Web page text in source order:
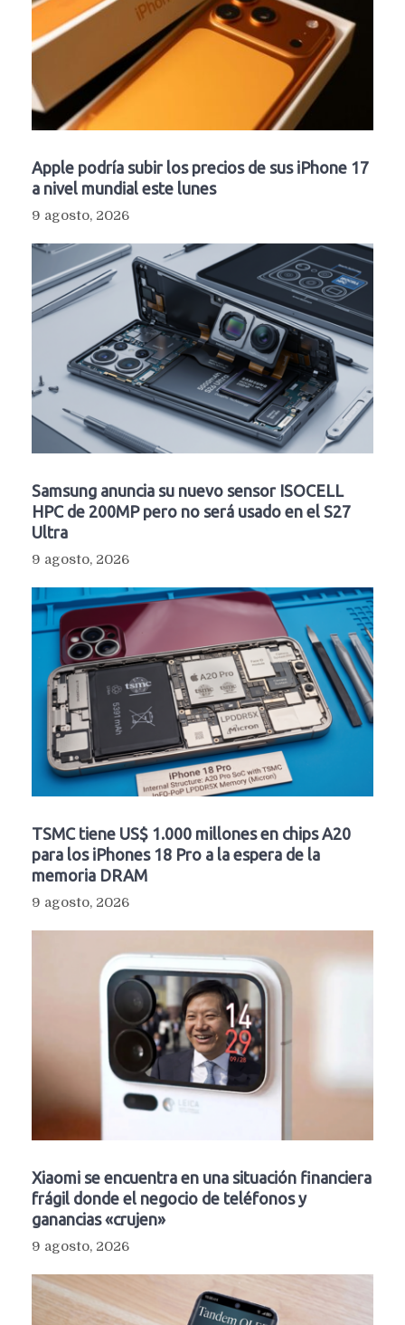
Apple podría subir los precios de sus iPhone 17
a nivel mundial este lunes
9 agosto, 2026
Samsung anuncia su nuevo sensor ISOCELL
HPC de 200MP pero no será usado en el S27
Ultra
9 agosto, 2026
TSMC tiene US$ 1.000 millones en chips A20
para los iPhones 18 Pro a la espera de la
memoria DRAM
9 agosto, 2026
Xiaomi se encuentra en una situación financiera
frágil donde el negocio de teléfonos y
ganancias «crujen»
9 agosto, 2026